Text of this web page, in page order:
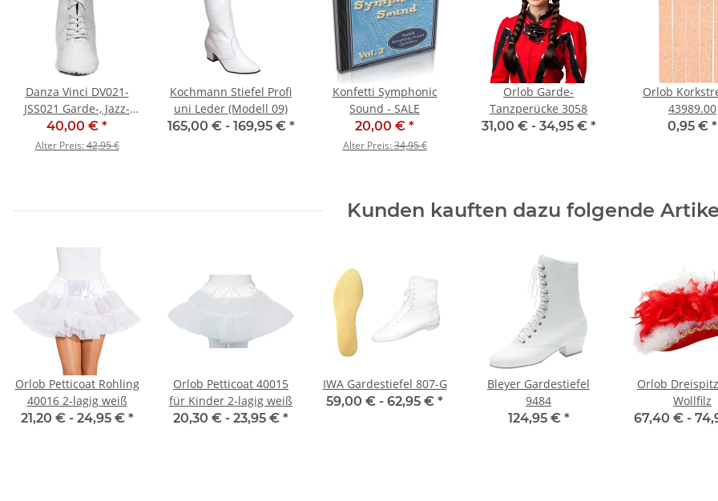
Danza Vinci DV021-
JSS021 Garde-, Jazz-
und Tanzstiefel - SALE
40,00 € *
Alter Preis:42,95 €
Kochmann Stiefel Profi
uni Leder (Modell 09)
165,00 € - 169,95 € *
Konfetti Symphonic
Sound - SALE
20,00 € *
Alter Preis:34,95 €
Orlob Garde-
Tanzperücke 3058
31,00 € - 34,95 € *
Orlob
43989.00
0,95 € *
Kunden kauften dazu folgende
Orlob Petticoat Rohling
40016 2-lagig weiß
21,20 € - 24,95 € *
Orlob Petticoat 40015
für Kinder 2-lagig weiß
20,30 € - 23,95 € *
IWA Gardestiefel 807-G
59,00 € - 62,95 € *
Bleyer Gardestiefel
9484
124,95 € *
Orlob
Wollfilz
67,40 € -